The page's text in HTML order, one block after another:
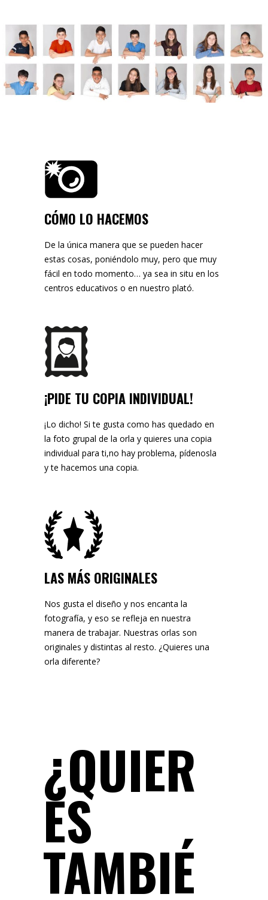
CÓMO LO HACEMOS
De la única manera que se pueden hacer
estas cosas, poniéndolo muy, pero que muy
fácil en todo momento… ya sea in situ en los
centros educativos o en nuestro plató.
¡PIDE TU COPIA INDIVIDUAL!
¡Lo dicho! Si te gusta como has quedado en
la foto grupal de la orla y quieres una copia
individual para ti,no hay problema, pídenosla
y te hacemos una copia.
LAS MÁS ORIGINALES
Nos gusta el diseño y nos encanta la
fotografía, y eso se refleja en nuestra
manera de trabajar. Nuestras orlas son
originales y distintas al resto. ¿Quieres una
orla diferente?
¿QUIER
ES
TAMBIÉ